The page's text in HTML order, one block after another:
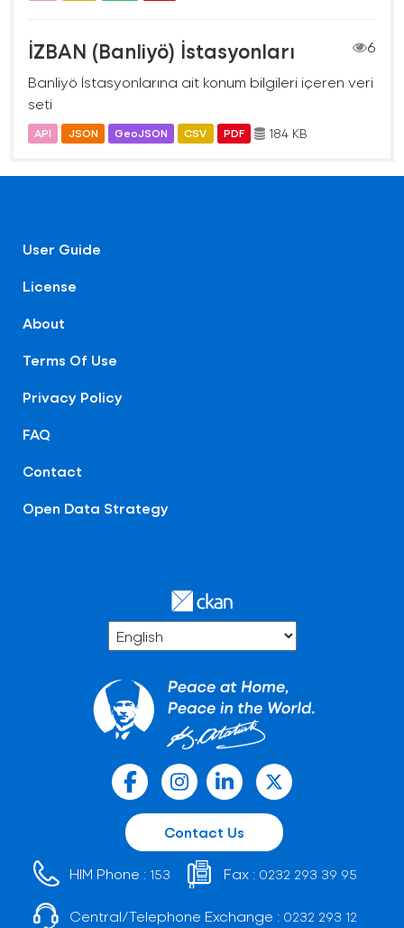
İZBAN (Banliyö) İstasyonları
6
Banliyö İstasyonlarına ait konum bilgileri içeren veri
seti
API JSON GeoJSON CSV PDF 184 KB
User Guide
License
About
Terms Of Use
Privacy Policy
FAQ
Contact
Open Data Strategy
Contact Us
HIM Phone : 153 Fax : 0232 293 39 95
Central/Telephone Exchange : 0232 293 12